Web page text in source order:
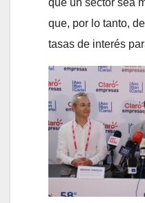
que un sector sea
que, por lo tanto,
tasas de interés